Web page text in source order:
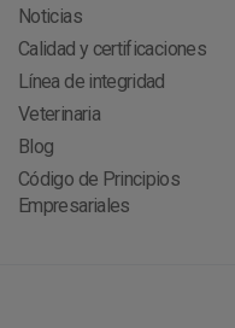
Noticias
Calidad y certificaciones
Línea de integridad
Veterinaria
Blog
Código de Principios
Empresariales